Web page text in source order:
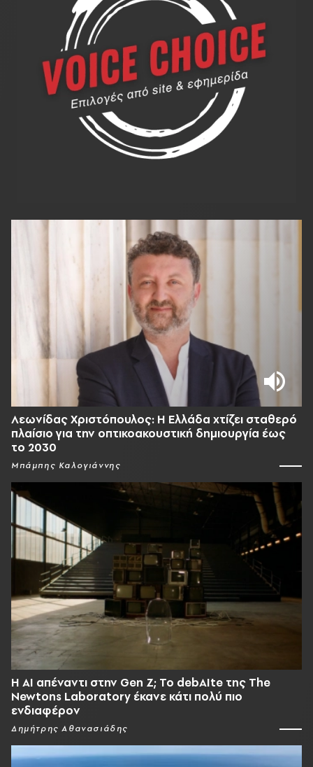
Λεωνίδας Χριστόπουλος: Η Ελλάδα χτίζει σταθερό
πλαίσιο για την οπτικοακουστική δημιουργία έως
το 2030
Μπάμπης Καλογιάννης
Η AI απέναντι στην Gen Z; Το debAIte της The
Newtons Laboratory έκανε κάτι πολύ πιο
ενδιαφέρον
Δημήτρης Αθανασιάδης